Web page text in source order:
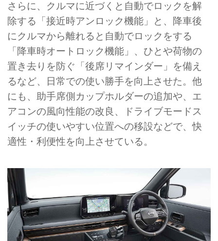
さらに、クルマに近づくと自動でロックを解
除する「接近時アンロック機能」と、降車後
にクルマから離れると自動でロックをする
「降車時オートロック機能」、ひとや荷物の
置き去りを防ぐ「後席リマインダー」を備え
るなど、日常での使い勝手を向上させた。他
にも、助手席側カップホルダーの追加や、エ
アコンの風向性能の改良、ドライブモードス
イッチの使いやすい位置への移設などで、快
適性・利便性を向上させている。